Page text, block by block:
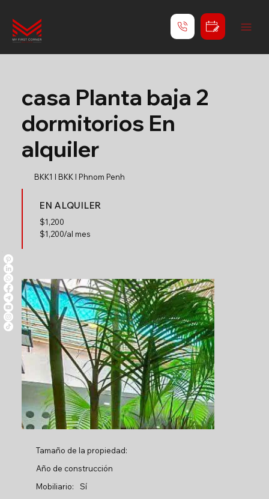
casa Planta baja 2
dormitorios En
alquiler
BKK1 l BKK l Phnom Penh
EN ALQUILER
$1,200
$1,200/al mes
Tamaño de la propiedad:
Año de construcción
Mobiliario:
Sí